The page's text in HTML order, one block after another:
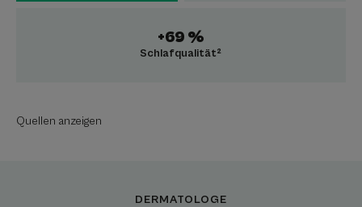
+69 %
Schlafqualität²
Quellen anzeigen
DERMATOLOGE